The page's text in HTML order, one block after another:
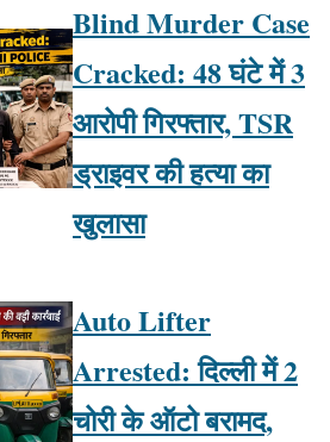
Blind Murder Case
Cracked: 48 घंटे में 3
आरोपी गिरफ्तार, TSR
ड्राइवर की हत्या का
खुलासा
Auto Lifter
Arrested: दिल्ली में 2
चोरी के ऑटो बरामद,